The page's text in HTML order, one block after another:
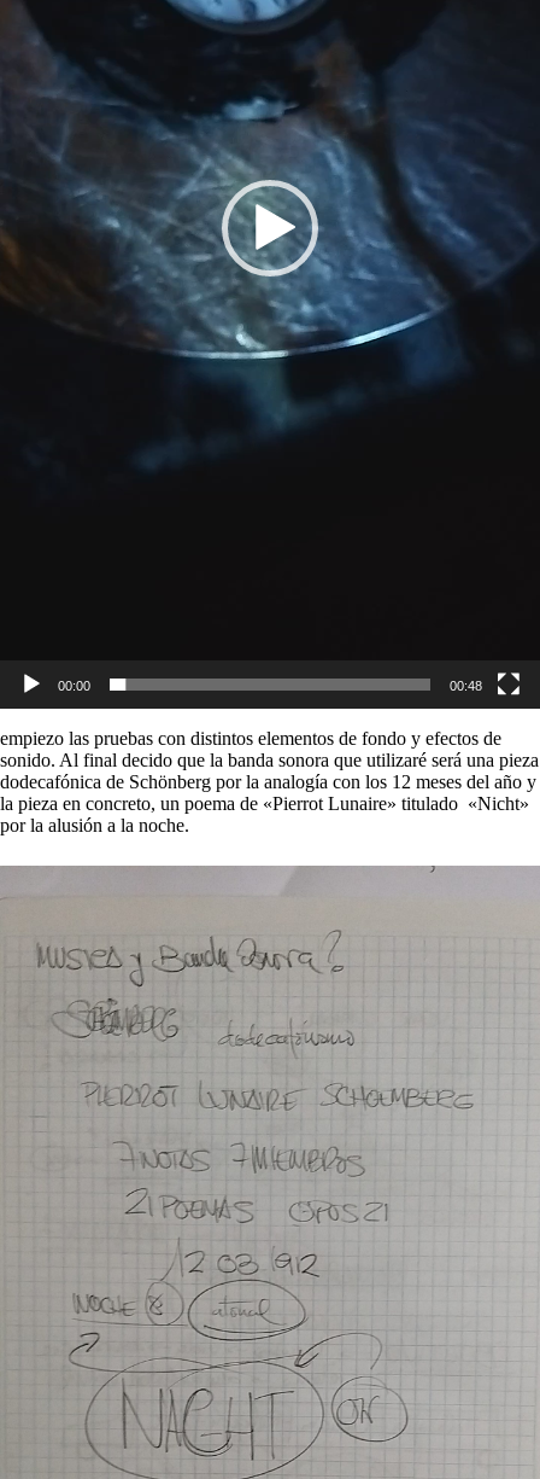
00:00 00:48
empiezo las pruebas con distintos elementos de fondo y efectos de
sonido. Al final decido que la banda sonora que utilizaré será una pieza
dodecafónica de Schönberg por la analogía con los 12 meses del año y
la pieza en concreto, un poema de «Pierrot Lunaire» titulado «Nicht»
por la alusión a la noche.